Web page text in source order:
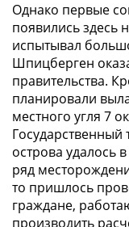
Монеты
Российской
империи
Николай
(1894-
1917)
Александр
(1881-
1894)
Однако первые
появились здесь
испытывал
Шпицберген
правительства.
планировали
местного угля 7
Государственный
острова удалось
ряд
то пришлось
граждане,
производить